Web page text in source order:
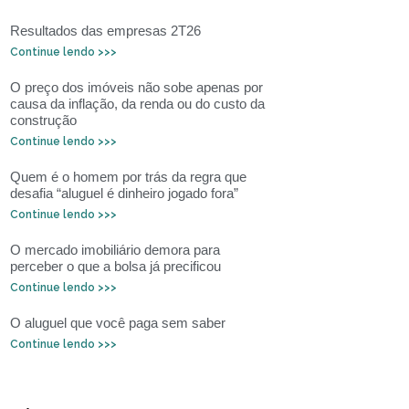
Resultados das empresas 2T26
Continue lendo >>>
O preço dos imóveis não sobe apenas por
causa da inflação, da renda ou do custo da
construção
Continue lendo >>>
Quem é o homem por trás da regra que
desafia “aluguel é dinheiro jogado fora”
Continue lendo >>>
O mercado imobiliário demora para
perceber o que a bolsa já precificou
Continue lendo >>>
O aluguel que você paga sem saber
Continue lendo >>>